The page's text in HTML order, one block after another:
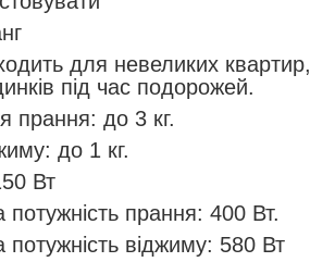
для невеликих квартир,
під час подорожей.
прання: до 3 кг.
до 1 кг.
Вт
прання: 400 Вт.
віджиму: 580 Вт